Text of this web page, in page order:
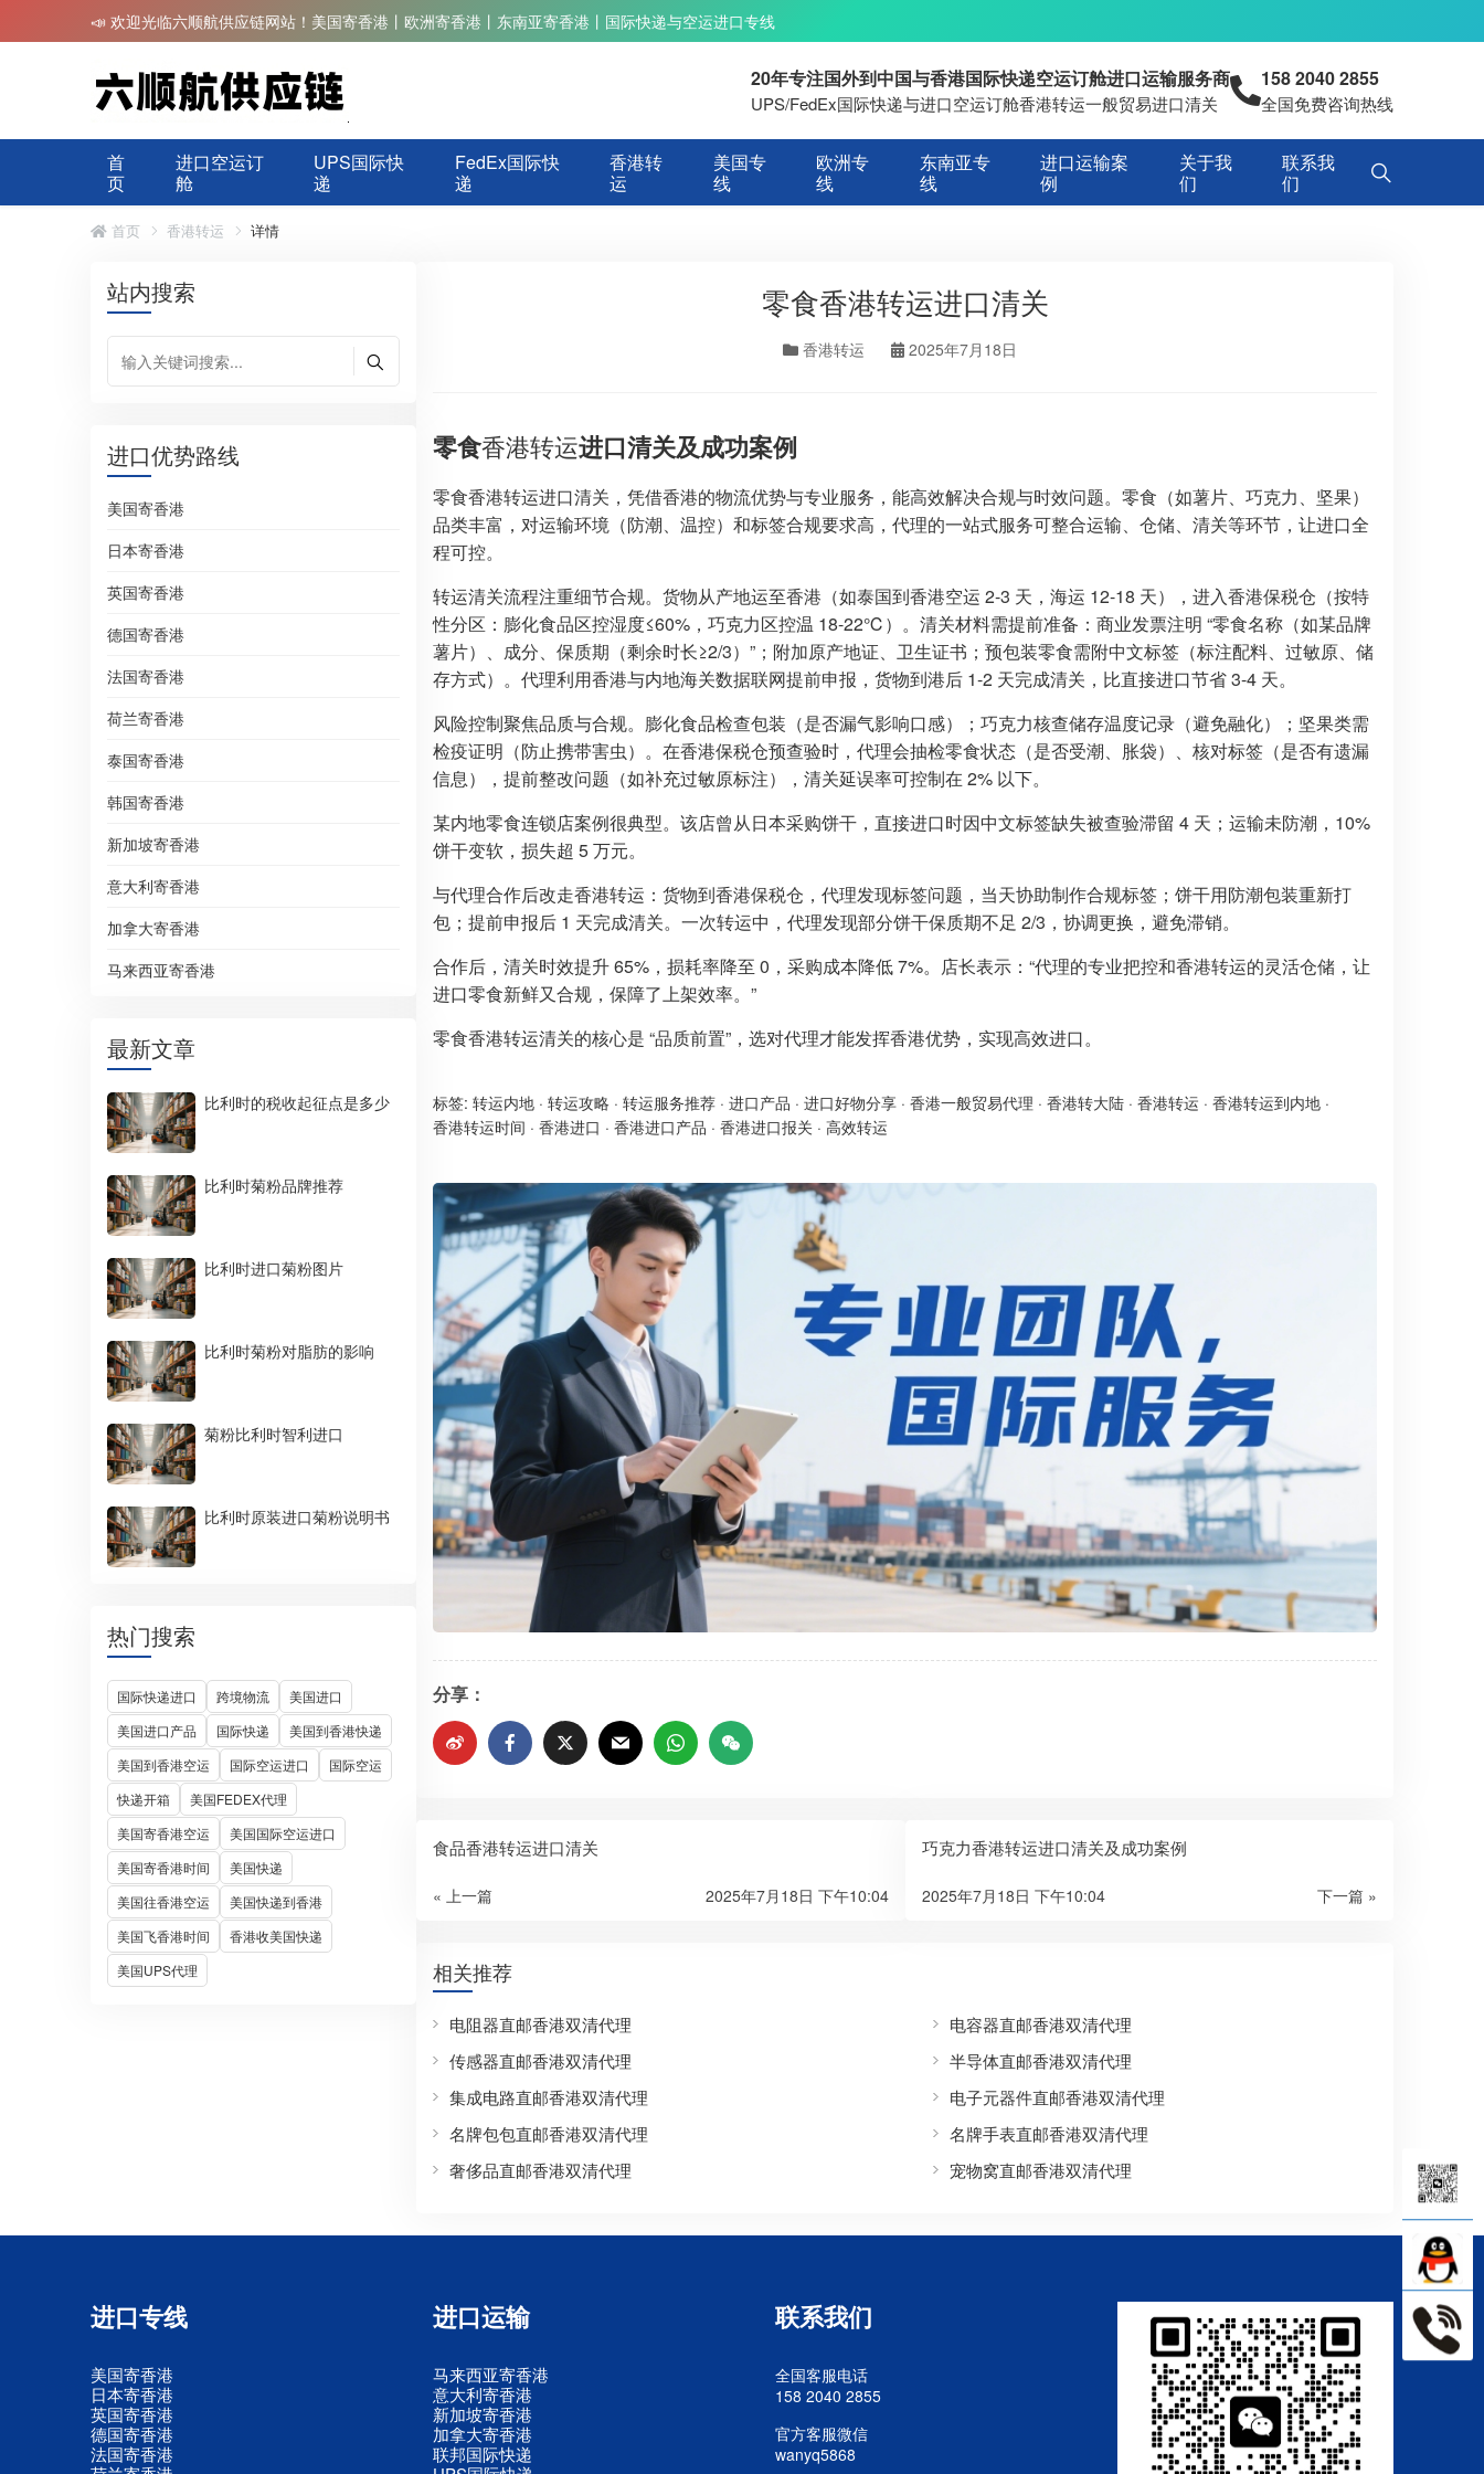
📣 欢迎光临六顺航供应链网站！美国寄香港丨欧洲寄香港丨东南亚寄香港丨国际快递与空运进口专线
20年专注国外到中国与香港国际快递空运订舱进口运输服务商
UPS/FedEx国际快递与进口空运订舱香港转运一般贸易进口清关
158 2040 2855
全国免费咨询热线
首
页
进口空运订
舱
UPS国际快
递
FedEx国际快
递
香港转
运
美国专
线
欧洲专
线
东南亚专
线
进口运输案
例
关于我
们
联系我
们
首页 香港转运 详情
站内搜索
进口优势路线
美国寄香港
日本寄香港
英国寄香港
德国寄香港
法国寄香港
荷兰寄香港
泰国寄香港
韩国寄香港
新加坡寄香港
意大利寄香港
加拿大寄香港
马来西亚寄香港
最新文章
比利时的税收起征点是多少
比利时菊粉品牌推荐
比利时进口菊粉图片
比利时菊粉对脂肪的影响
菊粉比利时智利进口
比利时原装进口菊粉说明书
热门搜索
国际快递进口 跨境物流
美国进口
美国进口产品
国际快递
美国到香港快递
美国到香港空运
国际空运进口
国际空运
快递开箱
美国FEDEX代理
美国寄香港空运
美国国际空运进口
美国寄香港时间
美国快递
美国往香港空运
美国快递到香港
美国飞香港时间
香港收美国快递
美国UPS代理
零食香港转运进口清关
香港转运 2025年7月18日
零食香港转运进口清关及成功案例
零食香港转运进口清关，凭借香港的物流优势与专业服务，能高效解决合规与时效问题。零食（如薯片、巧克力、坚果）
品类丰富，对运输环境（防潮、温控）和标签合规要求高，代理的一站式服务可整合运输、仓储、清关等环节，让进口全
程可控。
转运清关流程注重细节合规。货物从产地运至香港（如泰国到香港空运 2-3 天，海运 12-18 天），进入香港保税仓（按特
性分区：膨化食品区控湿度≤60%，巧克力区控温 18-22℃）。清关材料需提前准备：商业发票注明 “零食名称（如某品牌
薯片）、成分、保质期（剩余时长≥2/3）”；附加原产地证、卫生证书；预包装零食需附中文标签（标注配料、过敏原、储
存方式）。代理利用香港与内地海关数据联网提前申报，货物到港后 1-2 天完成清关，比直接进口节省 3-4 天。
风险控制聚焦品质与合规。膨化食品检查包装（是否漏气影响口感）；巧克力核查储存温度记录（避免融化）；坚果类需
检疫证明（防止携带害虫）。在香港保税仓预查验时，代理会抽检零食状态（是否受潮、胀袋）、核对标签（是否有遗漏
信息），提前整改问题（如补充过敏原标注），清关延误率可控制在 2% 以下。
某内地零食连锁店案例很典型。该店曾从日本采购饼干，直接进口时因中文标签缺失被查验滞留 4 天；运输未防潮，10%
饼干变软，损失超 5 万元。
与代理合作后改走香港转运：货物到香港保税仓，代理发现标签问题，当天协助制作合规标签；饼干用防潮包装重新打
包；提前申报后 1 天完成清关。一次转运中，代理发现部分饼干保质期不足 2/3，协调更换，避免滞销。
合作后，清关时效提升 65%，损耗率降至 0，采购成本降低 7%。店长表示：“代理的专业把控和香港转运的灵活仓储，让
进口零食新鲜又合规，保障了上架效率。”
零食香港转运清关的核心是 “品质前置”，选对代理才能发挥香港优势，实现高效进口。
标签: 转运内地 · 转运攻略 · 转运服务推荐 · 进口产品 · 进口好物分享 · 香港一般贸易代理 · 香港转大陆 · 香港转运 · 香港转运到内地 ·
香港转运时间 · 香港进口 · 香港进口产品 · 香港进口报关 · 高效转运
分享：
食品香港转运进口清关
« 上一篇 2025年7月18日 下午10:04
巧克力香港转运进口清关及成功案例
下一篇 »
2025年7月18日 下午10:04
相关推荐
电阻器直邮香港双清代理
电容器直邮香港双清代理
传感器直邮香港双清代理
半导体直邮香港双清代理
集成电路直邮香港双清代理
电子元器件直邮香港双清代理
名牌包包直邮香港双清代理
名牌手表直邮香港双清代理
奢侈品直邮香港双清代理
宠物窝直邮香港双清代理
进口专线
美国寄香港
日本寄香港
英国寄香港
德国寄香港
法国寄香港
进口运输
马来西亚寄香港
意大利寄香港
新加坡寄香港
加拿大寄香港
联邦国际快递
联系我们
全国客服电话
158 2040 2855
官方客服微信
wanyq5868